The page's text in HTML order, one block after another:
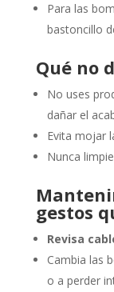
Para las
bastoncillo
Qué no
No uses
dañar el
Evita mojar
Nunca
gestos
Revisa
Cambia las
o a perder